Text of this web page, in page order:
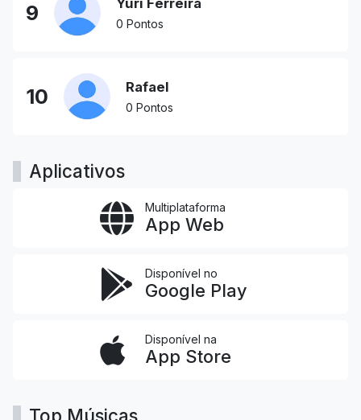
9 0 Pontos
10 Rafael
0 Pontos
Aplicativos
Multiplataforma
App Web
Disponível no
Google Play
Disponível na
App Store
Top Músicas